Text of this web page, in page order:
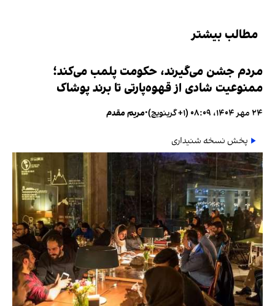
مطالب بیشتر
مردم جشن می‌گیرند، حکومت پلمب می‌کند؛
ممنوعیت شادی از قهوه‌پارتی تا برند پوشاک
۲۴ مهر ۱۴۰۴، ۰۸:۰۹ (‎+۱ گرینویچ) •مریم مقدم
پخش نسخه شنیداری